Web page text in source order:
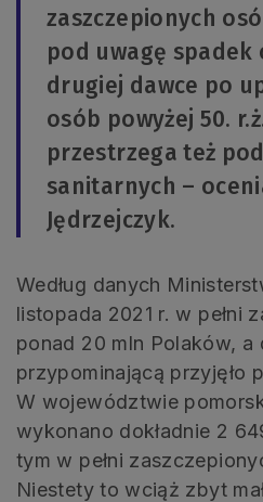
zaszczepionych
pod uwagę
drugiej dawce po
osób powyżej 50.
przestrzega też
sanitarnych –
Jędrzejczyk.
Według danych
listopada 2021 r. w pełni
ponad 20 mln Polaków, a
przypominającą przyjęło
W województwie
wykonano dokładnie 2
tym w pełni
Niestety to wciąż zbyt